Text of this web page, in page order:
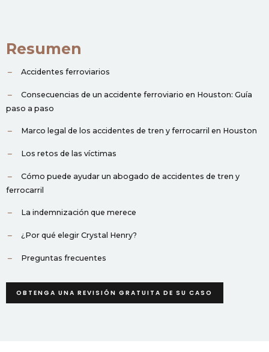
Resumen
Accidentes ferroviarios
Consecuencias de un accidente ferroviario en Houston: Guía
paso a paso
Marco legal de los accidentes de tren y ferrocarril en Houston
Los retos de las víctimas
Cómo puede ayudar un abogado de accidentes de tren y
ferrocarril
La indemnización que merece
¿Por qué elegir Crystal Henry?
Preguntas frecuentes
OBTENGA UNA REVISIÓN GRATUITA DE SU CASO